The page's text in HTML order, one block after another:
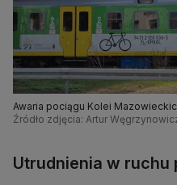
Awaria pociągu Kolei
Źródło zdjęcia: Artur
Utrudnienia w ruchu